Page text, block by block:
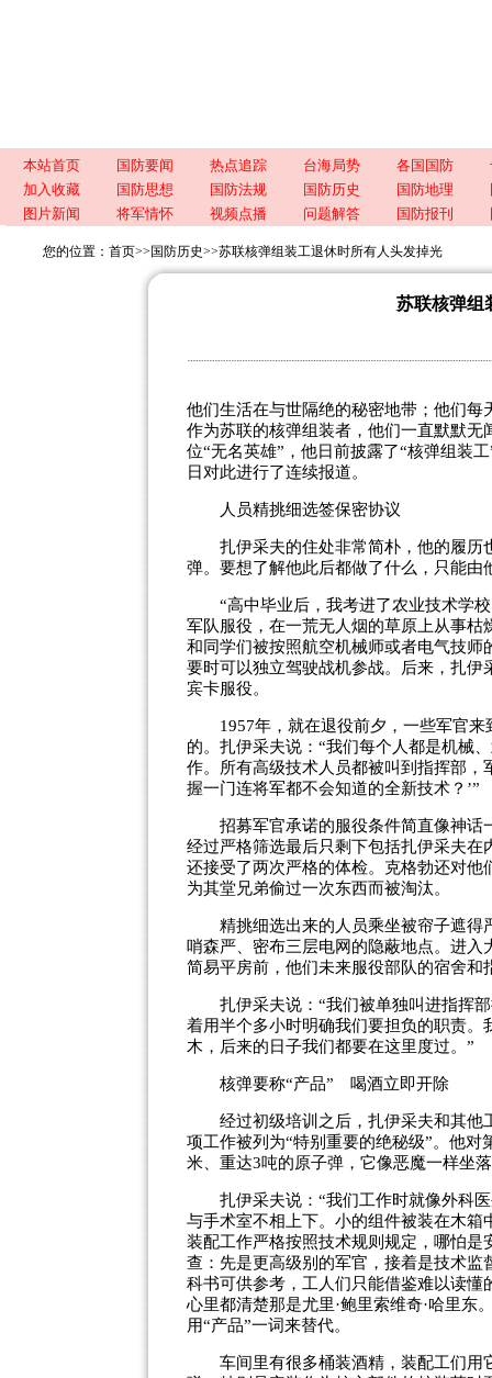
本站首页 国防要闻 热点追踪 台海局势 各国国防
加入收藏
国防思想 国防法规 国防历史 国防地理
图片新闻
将军情怀 视频点播 问题解答 国防报刊
您的位置： 首页>> 国防历史>>苏联核弹组装工退休时所有人头发掉光
苏联核弹组
他们生活在与世隔绝的秘密地带；他们
作为苏联的核弹组装者，他们一直默默无
位“无名英雄”，他日前披露了“核弹组装
日对此进行了连续报道。
人员精挑细选签保密协议
扎伊采夫的住处非常简朴，他的履历
弹。要想了解他此后都做了什么，只能由
“高中毕业后，我考进了农业技术学校
军队服役，在一荒无人烟的草原上从事
和同学们被按照航空机械师或者电气技
要时可以独立驾驶战机参战。后来，扎
宾卡服役。
1957年，就在退役前夕，一些军官来
的。扎伊采夫说：“我们每个人都是机械
作。所有高级技术人员都被叫到指挥部，
握一门连将军都不会知道的全新技术？’”
招募军官承诺的服役条件简直像神话
经过严格筛选最后只剩下包括扎伊采夫
还接受了两次严格的体检。克格勃还对
为其堂兄弟偷过一次东西而被淘汰。
精挑细选出来的人员乘坐被帘子遮得
哨森严、密布三层电网的隐蔽地点。进
简易平房前，他们未来服役部队的宿舍和
扎伊采夫说：“我们被单独叫进指挥部
着用半个多小时明确我们要担负的职责
木，后来的日子我们都要在这里度过。”
核弹要称“产品” 喝酒立即开除
经过初级培训之后，扎伊采夫和其他
项工作被列为“特别重要的绝秘级”。他
米、重达3吨的原子弹，它像恶魔一样坐
扎伊采夫说：“我们工作时就像外科医
与手术室不相上下。小的组件被装在木
装配工作严格按照技术规则规定，哪怕
查：先是更高级别的军官，接着是技术
科书可供参考，工人们只能借鉴难以读
心里都清楚那是尤里·鲍里索维奇·哈里东
用“产品”一词来替代。
车间里有很多桶装酒精，装配工们用